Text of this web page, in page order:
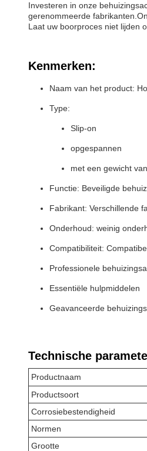
Investeren in onze
gerenommeerde
Laat uw boorproces niet lijden
Kenmerken:
Naam van het product:
Type:
Slip-on
opgespannen
met een gewicht
Functie: Beveiligde
Fabrikant: Verschillende
Onderhoud: weinig
Compatibiliteit:
Professionele
Essentiële hulpmiddelen
Geavanceerde
Technische
Productnaam
Productsoort
Corrosiebestendigheid
Normen
Grootte